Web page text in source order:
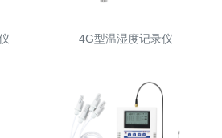
4G型温湿度记录仪